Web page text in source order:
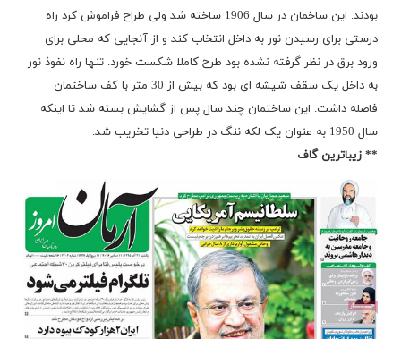
بودند. این ساخمان در سال 1906 ساخته شد ولی طراح فراموش کرد راه
درستی برای رسیدن نور به داخل انتخاب کند و از آنجایی که محلی برای
ورود برق در نظر گرفته نشده بود طرح کاملا شکست خورد. تنها راه نفوذ نور
به داخل یک سقف شیشه ای بود که بیش از 30 متر با کف ساختمان
فاصله داشت. این ساختمان چند سال پس از گشایش بسته شد تا اینکه
سال 1950 به عنوان یک لکه ننگ در طراحی دنیا تخریب شد.
** زیباترین گاف